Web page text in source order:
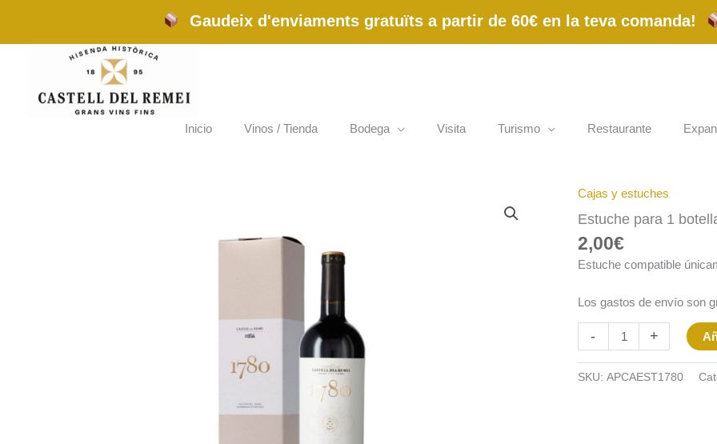
Gaudeix d'enviaments gratuïts a partir de 60€ en la teva comanda!
contenido
Inicio Vinos / Tienda Bodega Visita Turismo Restaurante
Cajas y estuches
Estuche para 1
2,00€
Estuche compatible
Los gastos de envío son
-
Estuche
para
1
botella
1780
75cl
cantidad
+
SKU: APCAEST1780